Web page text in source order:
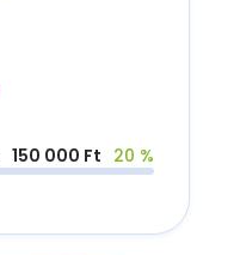
150 000 Ft 20 %